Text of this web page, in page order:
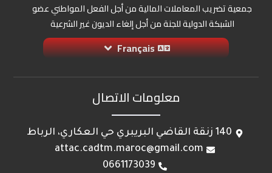
معلومات الاتصال
140 زنقة القاضي البريبري حي العكاري، الرباط
attac.cadtm.maroc@gmail.com
0661173039
جمعية تضريب المعاملات المالية من أجل الفعل المواطني عضو
الشبكة الدولية للجنة من أجل إلغاء الديون غير الشرعية
Français